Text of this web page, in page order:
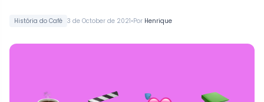
História do Café 3 de October de 2021•Por Henrique